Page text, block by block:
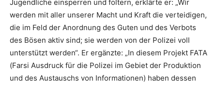
Jugendliche einsperren und foltern, erklärte er: „Wir
werden mit aller unserer Macht und Kraft die verteidigen,
die im Feld der Anordnung des Guten und des Verbots
des Bösen aktiv sind; sie werden von der Polizei voll
unterstützt werden“. Er ergänzte: „In diesem Projekt FATA
(Farsi Ausdruck für die Polizei im Gebiet der Produktion
und des Austauschs von Informationen) haben dessen